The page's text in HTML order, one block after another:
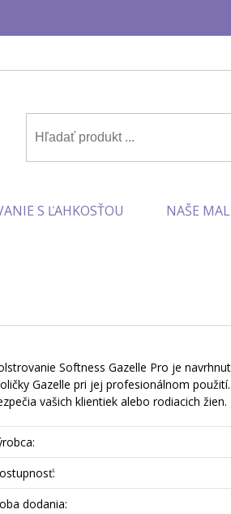
Softness Gazelle Pro je
Gazelle pri jej profesionálnom
vašich klientiek alebo rodiacich žien.
dodania:
S ĽAHKOSŤOU NAŠE